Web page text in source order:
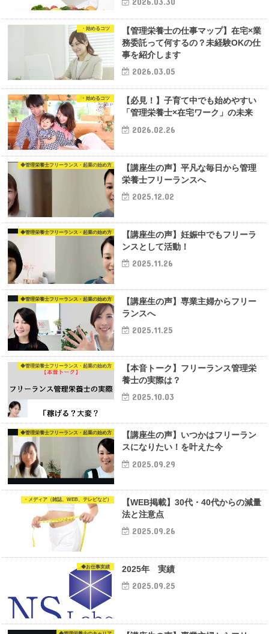
・始めるコツ
【管理栄養士の仕事マップ】在宅×業
務委託って何するの？未経験OKの仕
事を紹介します
2026.03.05
・始めるコツ
【必見！】子育て中でも始めやすい
「管理栄養士×在宅ワーク」の未来
2026.02.26
◆管理栄養士フリーランス・起業の始め方
【講座生の声】平凡な毎日から管理
栄養士フリーランスへ
2025.12.02
◆管理栄養士フリーランス・起業の始め方
【講座生の声】妊娠中でもフリーラ
ンスとして活動！
2025.11.26
◆管理栄養士フリーランス・起業の始め方
【講座生の声】専業主婦からフリー
ランスへ
2025.11.25
◆管理栄養士フリーランス・起業の始め方
【本音トーク】フリーランス管理栄
養士の実際は？
2025.10.03
◆管理栄養士フリーランス・起業の始め方
【講座生の声】いつかはフリーラン
スになりたい！を叶えた今
2025.09.29
・メディア（雑誌、WEB、テレビなど）
【WEB掲載】30代・40代からの減量
法と注意点
2025.09.26
◆お仕事実績 2025年 実績
2025.09.25